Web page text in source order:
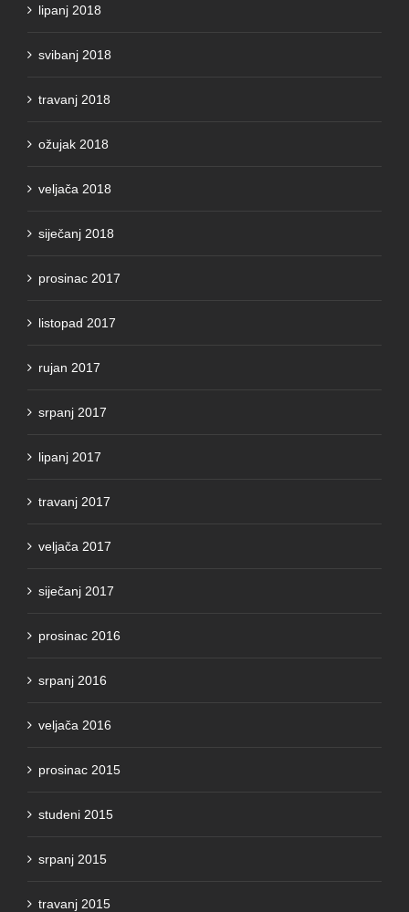
lipanj 2018
svibanj 2018
travanj 2018
ožujak 2018
veljača 2018
siječanj 2018
prosinac 2017
listopad 2017
rujan 2017
srpanj 2017
lipanj 2017
travanj 2017
veljača 2017
siječanj 2017
prosinac 2016
srpanj 2016
veljača 2016
prosinac 2015
studeni 2015
srpanj 2015
travanj 2015